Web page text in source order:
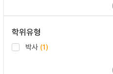
학위유형
박사 (1)